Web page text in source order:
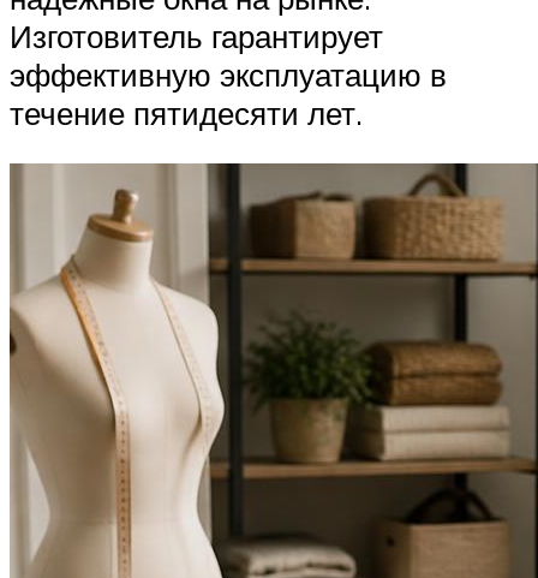
Изготовитель гарантирует
эффективную эксплуатацию в
течение пятидесяти лет.